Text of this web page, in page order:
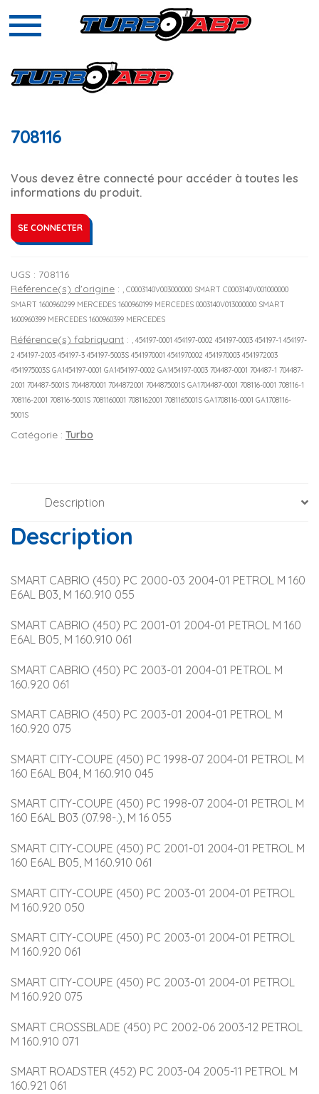
708116
Vous devez être connecté pour accéder à toutes les
informations du produit.
SE CONNECTER
UGS : 708116
Référence(s) d'origine : , C0003140V003000000 SMART C0003140V001000000
SMART 1600960299 MERCEDES 1600960199 MERCEDES 0003140V013000000 SMART
1600960399 MERCEDES 1600960399 MERCEDES
Référence(s) fabriquant : , 454197-0001 454197-0002 454197-0003 454197-1 454197-
2 454197-2003 454197-3 454197-5003S 4541970001 4541970002 4541970003 4541972003
4541975003S GA1454197-0001 GA1454197-0002 GA1454197-0003 704487-0001 704487-1 704487-
2001 704487-5001S 7044870001 7044872001 7044875001S GA1704487-0001 708116-0001 708116-1
708116-2001 708116-5001S 7081160001 7081162001 7081165001S GA1708116-0001 GA1708116-
5001S
Catégorie : Turbo
Description
Description
SMART CABRIO (450) PC 2000-03 2004-01 PETROL M 160
E6AL B03, M 160.910 055
SMART CABRIO (450) PC 2001-01 2004-01 PETROL M 160
E6AL B05, M 160.910 061
SMART CABRIO (450) PC 2003-01 2004-01 PETROL M
160.920 061
SMART CABRIO (450) PC 2003-01 2004-01 PETROL M
160.920 075
SMART CITY-COUPE (450) PC 1998-07 2004-01 PETROL M
160 E6AL B04, M 160.910 045
SMART CITY-COUPE (450) PC 1998-07 2004-01 PETROL M
160 E6AL B03 (07.98-.), M 16 055
SMART CITY-COUPE (450) PC 2001-01 2004-01 PETROL M
160 E6AL B05, M 160.910 061
SMART CITY-COUPE (450) PC 2003-01 2004-01 PETROL
M 160.920 050
SMART CITY-COUPE (450) PC 2003-01 2004-01 PETROL
M 160.920 061
SMART CITY-COUPE (450) PC 2003-01 2004-01 PETROL
M 160.920 075
SMART CROSSBLADE (450) PC 2002-06 2003-12 PETROL
M 160.910 071
SMART ROADSTER (452) PC 2003-04 2005-11 PETROL M
160.921 061